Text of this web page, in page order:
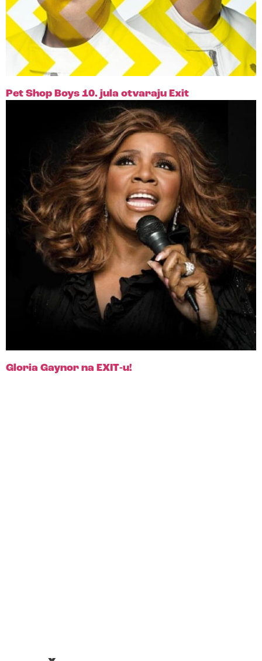
Pet Shop Boys 10. jula otvaraju Exit
Gloria Gaynor na EXIT-u!